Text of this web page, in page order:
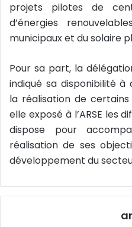
projets pilotes de
d’énergies
municipaux et du solaire
Pour sa part, la
indiqué sa disponibilité à
la réalisation de
elle exposé à l’ARSE les
dispose pour
réalisation de ses
développement du